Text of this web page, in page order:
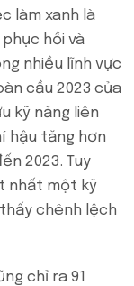
làm xanh là
hồi và
nhiều lĩnh vực
cầu 2023 của
kỹ năng liên
hậu tăng hơn
2023. Tuy
nhất một kỹ
chênh lệch
chỉ ra 91